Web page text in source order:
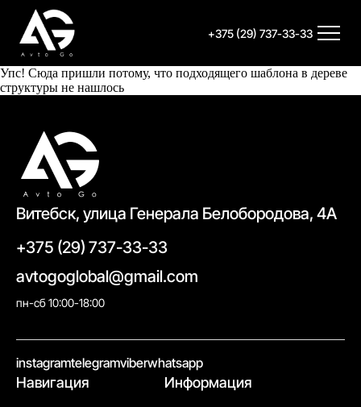
+375 (29) 737-33-33
Упс! Сюда пришли потому, что подходящего шаблона в дереве
структуры не нашлось
Витебск, улица Генерала Белобородова, 4А
+375 (29) 737-33-33
avtogoglobal@gmail.com
пн-сб 10:00-18:00
instagramtelegramviberwhatsapp
Навигация Информация